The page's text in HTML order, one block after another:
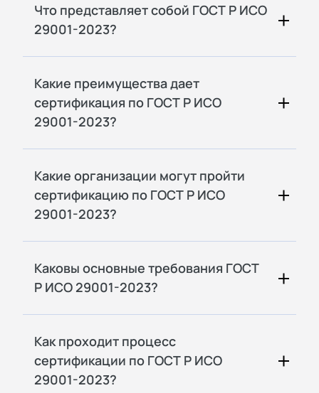
Что представляет собой ГОСТ Р ИСО
29001-2023?
Какие преимущества дает
сертификация по ГОСТ Р ИСО
29001-2023?
Какие организации могут пройти
сертификацию по ГОСТ Р ИСО
29001-2023?
Каковы основные требования ГОСТ
Р ИСО 29001-2023?
Как проходит процесс
сертификации по ГОСТ Р ИСО
29001-2023?